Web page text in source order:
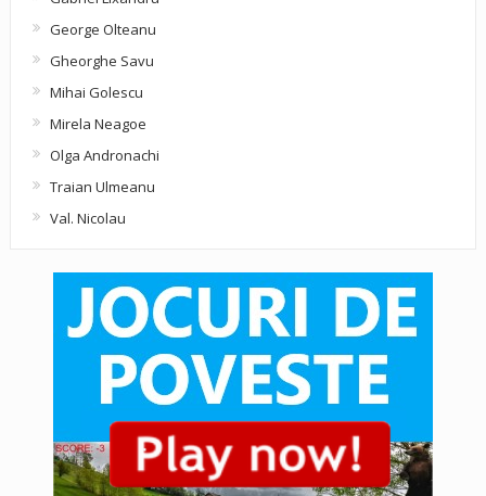
George Olteanu
Gheorghe Savu
Mihai Golescu
Mirela Neagoe
Olga Andronachi
Traian Ulmeanu
Val. Nicolau